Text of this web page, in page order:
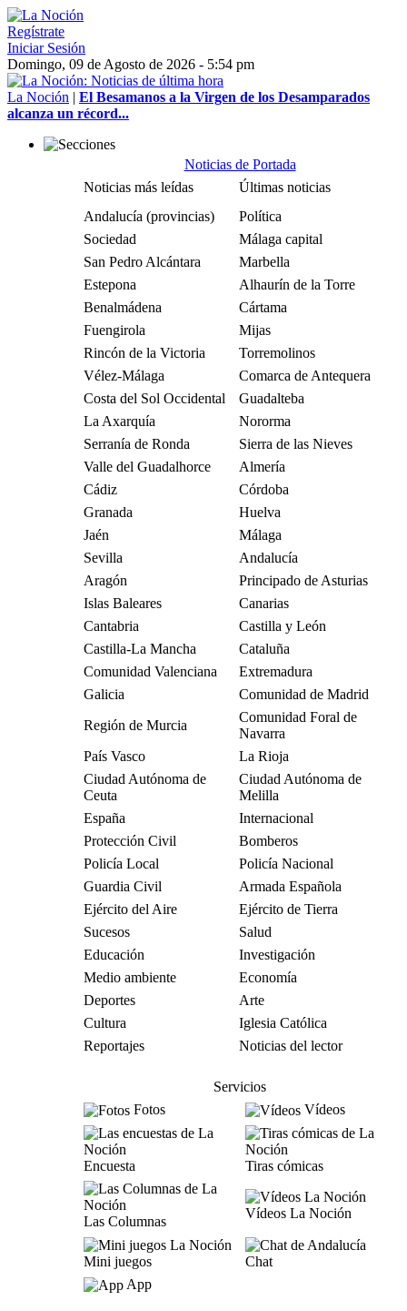
Regístrate
Iniciar Sesión
Domingo, 09 de Agosto de 2026 - 5:54 pm
La Noción | El Besamanos a la Virgen de los Desamparados
alcanza un récord...
Noticias de Portada
Noticias más leídas
Últimas noticias
Andalucía (provincias)
Política
Sociedad
Málaga capital
San Pedro Alcántara
Marbella
Estepona
Alhaurín de la Torre
Benalmádena
Cártama
Fuengirola
Mijas
Rincón de la Victoria
Torremolinos
Vélez-Málaga
Comarca de Antequera
Costa del Sol Occidental
Guadalteba
La Axarquía
Nororma
Serranía de Ronda
Sierra de las Nieves
Valle del Guadalhorce
Almería
Cádiz
Córdoba
Granada
Huelva
Jaén
Málaga
Sevilla
Andalucía
Aragón
Principado de Asturias
Islas Baleares
Canarias
Cantabria
Castilla y León
Castilla-La Mancha
Cataluña
Comunidad Valenciana
Extremadura
Galicia
Comunidad de Madrid
Región de Murcia
Comunidad Foral de
Navarra
País Vasco
La Rioja
Ciudad Autónoma de
Ceuta
Ciudad Autónoma de
Melilla
España
Internacional
Protección Civil
Bomberos
Policía Local
Policía Nacional
Guardia Civil
Armada Española
Ejército del Aire
Ejército de Tierra
Sucesos
Salud
Educación
Investigación
Medio ambiente
Economía
Deportes
Arte
Cultura
Iglesia Católica
Reportajes
Noticias del lector
Servicios
Fotos
Vídeos
Encuesta Tiras cómicas
Las Columnas
Vídeos La Noción
Mini juegos
Chat
App